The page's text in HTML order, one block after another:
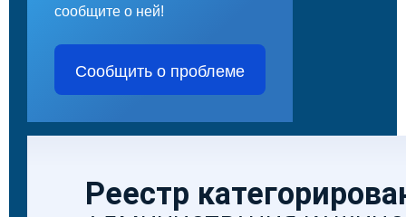
сообщите о ней!
Сообщить о проблеме